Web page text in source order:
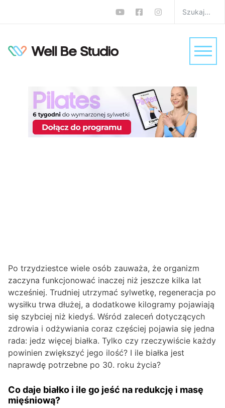
Zapotrzebowanie na
białko po 30. roku życia.
Dietetyk rozwiewa
wątpliwości
Dieta Sebastian Dzuła 0 komentarzy
Po trzydziestce wiele osób zauważa, że organizm
zaczyna funkcjonować inaczej niż jeszcze kilka lat
wcześniej. Trudniej utrzymać sylwetkę, regeneracja po
wysiłku trwa dłużej, a dodatkowe kilogramy pojawiają
się szybciej niż kiedyś. Wśród zaleceń dotyczących
zdrowia i odżywiania coraz częściej pojawia się jedna
rada: jedz więcej białka. Tylko czy rzeczywiście każdy
powinien zwiększyć jego ilość? I ile białka jest
naprawdę potrzebne po 30. roku życia?
Co daje białko i ile go jeść na redukcję i masę
mięśniową?